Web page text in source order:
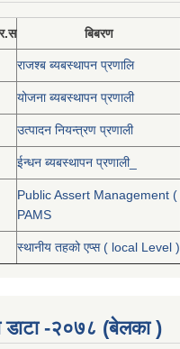
बिबरण
राजश्ब ब्यबस्थापन प्रणालि
योजना ब्यबस्थापन प्रणाली
उत्पादन नियन्त्रण प्रणाली
ईन्धन ब्यबस्थापन प्रणाली_
Public Assert Management (
PAMS
स्थानीय तहको एप्स ( local Level )
-२०७८ (बेलका )